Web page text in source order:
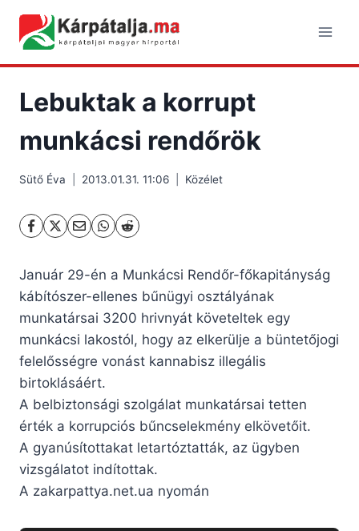
content
Lebuktak a korrupt
munkácsi rendőrök
Sütő Éva 2013.01.31. 11:06 Közélet
Január 29-én a Munkácsi Rendőr-főkapitányság
kábítószer-ellenes bűnügyi osztályának
munkatársai 3200 hrivnyát követeltek egy
munkácsi lakostól, hogy az elkerülje a büntetőjogi
felelősségre vonást kannabisz illegális
birtoklásáért.
A belbiztonsági szolgálat munkatársai tetten
érték a korrupciós bűncselekmény elkövetőit.
A gyanúsítottakat letartóztatták, az ügyben
vizsgálatot indítottak.
A zakarpattya.net.ua nyomán